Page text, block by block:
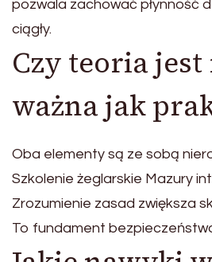
pozwala zachować płynność
ciągły.
Czy teoria
ważna jak
Oba elementy są ze sobą
Szkolenie żeglarskie Mazury
Zrozumienie zasad zwiększa
To fundament